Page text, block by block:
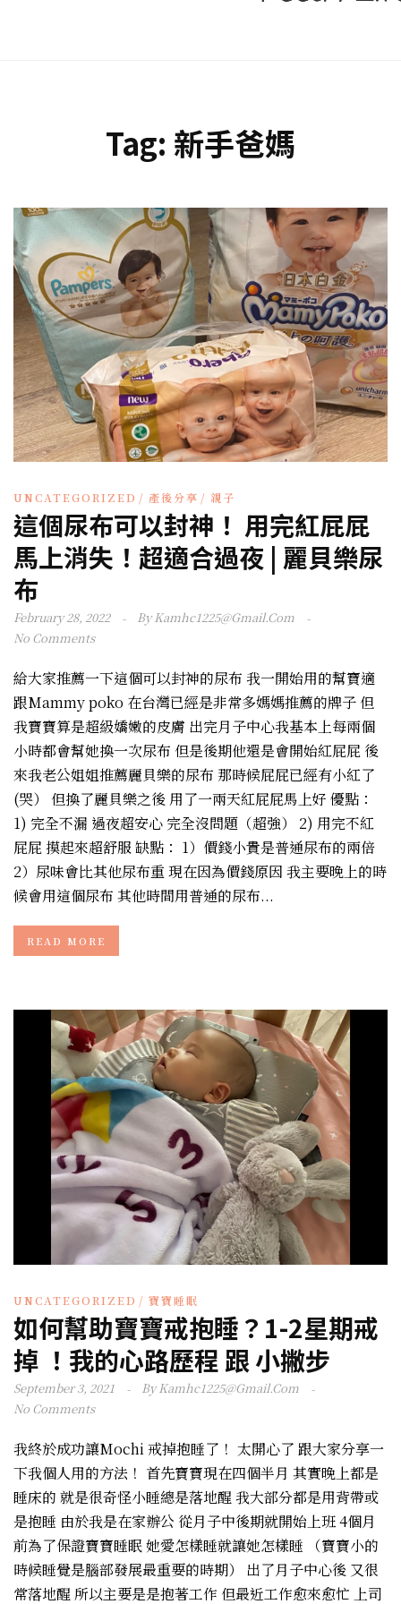
Tag: 新手爸媽
UNCATEGORIZED 產後分享 親子
這個尿布可以封神！ 用完紅屁屁
馬上消失！超適合過夜 | 麗貝樂尿
布
February 28, 2022 ByKamhc1225@gmail.com
No Comments
給大家推薦一下這個可以封神的尿布 我一開始用的幫寶適
跟Mammy poko 在台灣已經是非常多媽媽推薦的牌子 但
我寶寶算是超級嬌嫩的皮膚 出完月子中心我基本上每兩個
小時都會幫她換一次尿布 但是後期他還是會開始紅屁屁 後
來我老公姐姐推薦麗貝樂的尿布 那時候屁屁已經有小紅了
(哭） 但換了麗貝樂之後 用了一兩天紅屁屁馬上好 優點：
1) 完全不漏 過夜超安心 完全沒問題（超強） 2) 用完不紅
屁屁 摸起來超舒服 缺點： 1）價錢小貴是普通尿布的兩倍
2）尿味會比其他尿布重 現在因為價錢原因 我主要晚上的時
候會用這個尿布 其他時間用普通的尿布...
READ MORE
UNCATEGORIZED 寶寶睡眠
如何幫助寶寶戒抱睡？1-2星期戒
掉 ！我的心路歷程 跟 小撇步
September 3, 2021 ByKamhc1225@gmail.com
No Comments
我終於成功讓Mochi 戒掉抱睡了！ 太開心了 跟大家分享一
下我個人用的方法！ 首先寶寶現在四個半月 其實晚上都是
睡床的 就是很奇怪小睡總是落地醒 我大部分都是用背帶或
是抱睡 由於我是在家辦公 從月子中後期就開始上班 4個月
前為了保證寶寶睡眠 她愛怎樣睡就讓她怎樣睡 （寶寶小的
時候睡覺是腦部發展最重要的時期） 出了月子中心後 又很
常落地醒 所以主要是是抱著工作 但最近工作愈來愈忙 上司